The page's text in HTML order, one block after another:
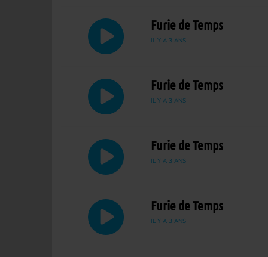
Furie de Temps
IL Y A 3 ANS
Furie de Temps
IL Y A 3 ANS
Furie de Temps
IL Y A 3 ANS
Furie de Temps
IL Y A 3 ANS